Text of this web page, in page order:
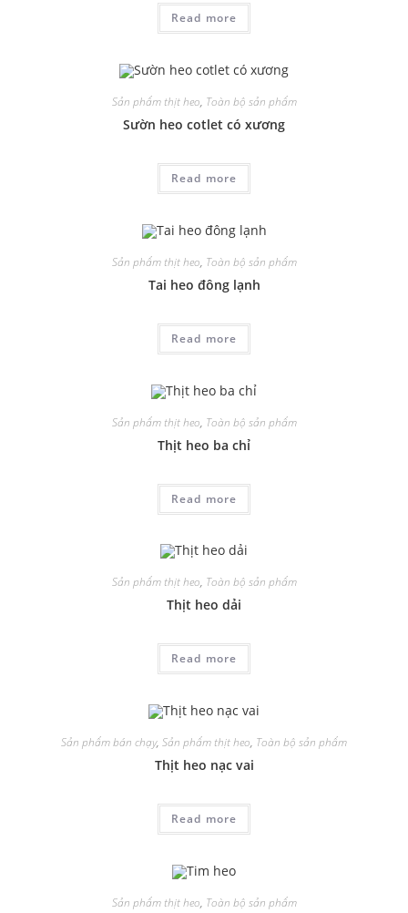
Read more
Sản phẩm thịt heo, Toàn bộ sản phẩm
Sườn heo cotlet có xương
Read more
Sản phẩm thịt heo, Toàn bộ sản phẩm
Tai heo đông lạnh
Read more
Sản phẩm thịt heo, Toàn bộ sản phẩm
Thịt heo ba chỉ
Read more
Sản phẩm thịt heo, Toàn bộ sản phẩm
Thịt heo dải
Read more
Sản phẩm bán chạy, Sản phẩm thịt heo, Toàn bộ sản phẩm
Thịt heo nạc vai
Read more
Sản phẩm thịt heo, Toàn bộ sản phẩm